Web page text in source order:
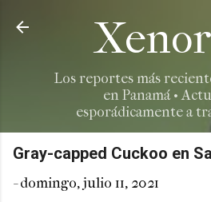
Ir al contenido
Los reportes más
en Panamá •
esporádicamente a
Gray-capped Cuckoo en
-domingo, julio 11, 2021